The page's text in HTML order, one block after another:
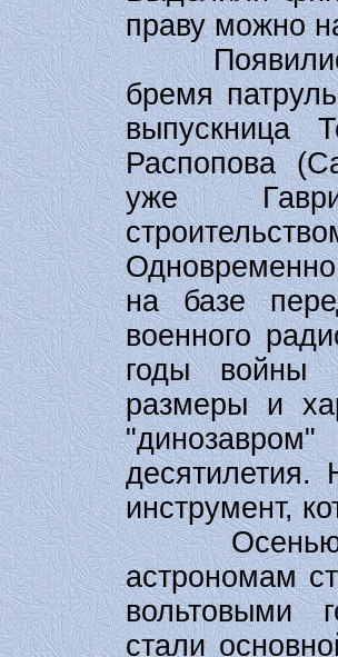
праву можно
бремя
выпускница
Распопова
уже
на базе
военного
годы войны
размеры и
инструмент,
Осенью
астрономам
вольтовыми
стали